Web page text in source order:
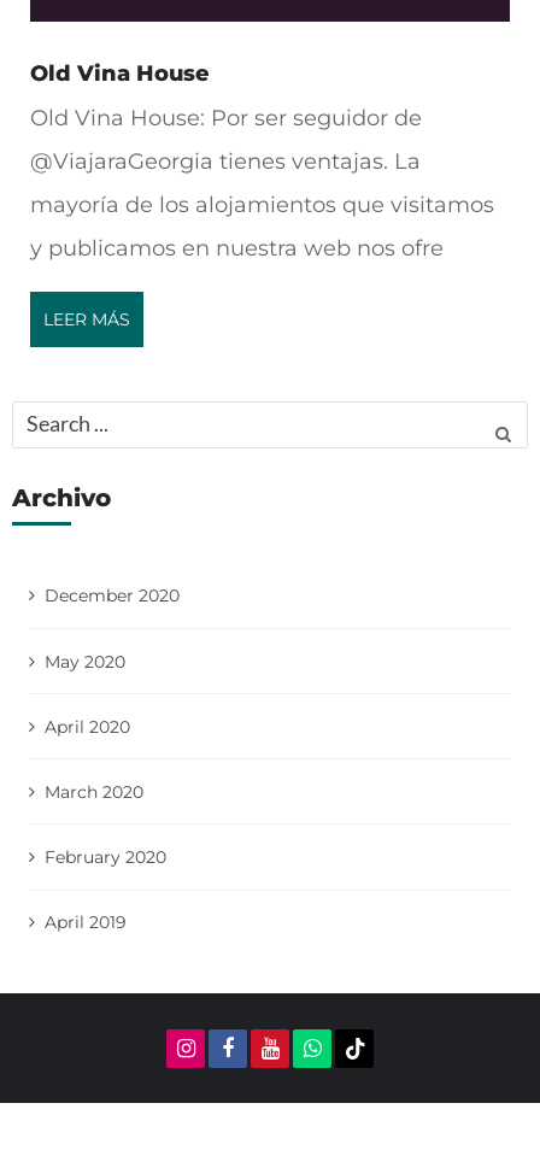
Old Vina House
Old Vina House: Por ser seguidor de
@ViajaraGeorgia tienes ventajas. La
mayoría de los alojamientos que visitamos
y publicamos en nuestra web nos ofre
LEER MÁS
Search
Archivo
December 2020
May 2020
April 2020
March 2020
February 2020
April 2019